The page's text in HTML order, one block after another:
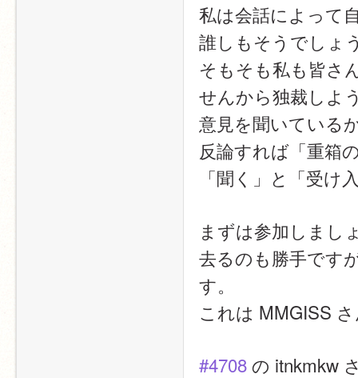
私は会話によって
誰しもそうでしょ
そもそも私も皆さ
せんから独裁しよ
意見を聞いている
反論すれば「重箱
「聞く」と「受け
まずは参加しまし
去るのも勝手です
す。
これは MMGISS
#4708 の itnkmkw